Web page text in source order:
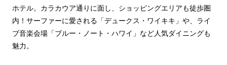
ホテル。カラカウア通りに面し、ショッピングエリアも徒歩圏
内！サーファーに愛される「デュークス・ワイキキ」や、ライ
ブ音楽会場「ブルー・ノート・ハワイ」など人気ダイニングも
魅力。